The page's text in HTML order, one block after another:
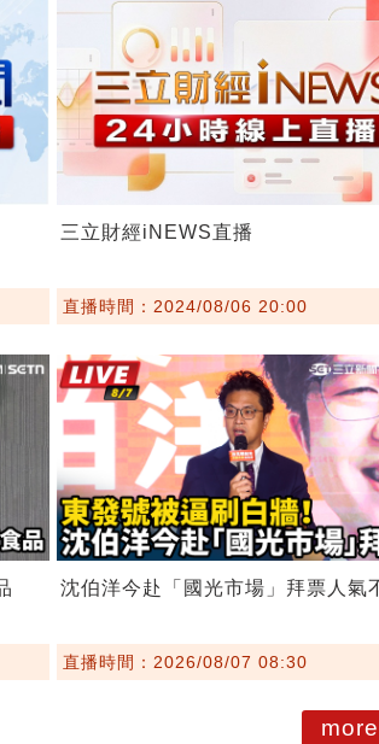
三立財經iNEWS直播
直播時間：2024/08/06 20:00
沈伯洋今赴「國光市場」拜票人氣
直播時間：2026/08/07 08:30
more